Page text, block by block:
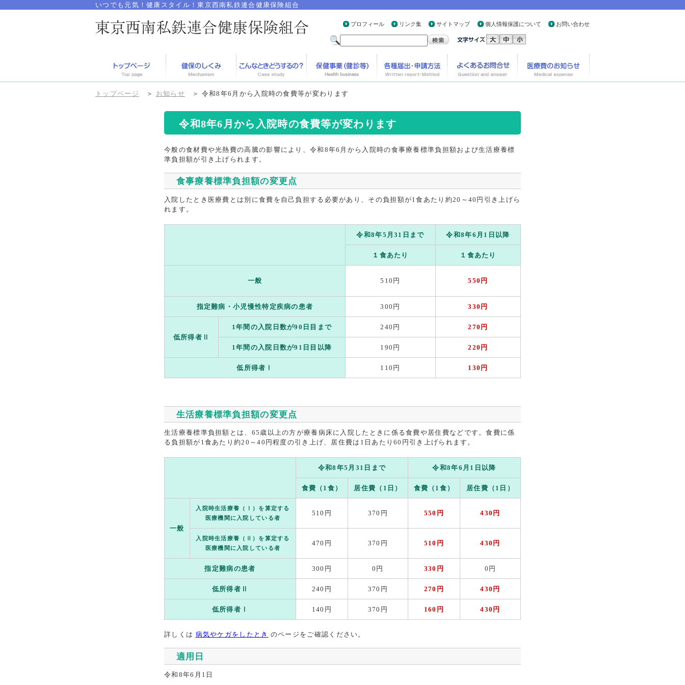
いつでも元気！健康スタイル！東京西南私鉄連合健康保険組合
プロフィール リンク集 サイトマップ 個人情報保護について お問い合わせ
トップページ ＞ お知らせ ＞ 令和8年6月から入院時の食費等が変わります
令和8年6月から入院時の食費等が変わります
今般の食材費や光熱費の高騰の影響により、令和8年6月から入院時の食事療養標準負担額および生活療養標
準負担額が引き上げられます。
食事療養標準負担額の変更点
入院したとき医療費とは別に食費を自己負担する必要があり、その負担額が1食あたり約20～40円引き上げら
れます。
令和8年5月31日まで 令和8年6月1日以降
１食あたり １食あたり
一般 510円 550円
指定難病・小児慢性特定疾病の患者 300円 330円
低所得者Ⅱ
1年間の入院日数が90日目まで 240円 270円
1年間の入院日数が91日目以降 190円 220円
低所得者Ⅰ 110円 130円
生活療養標準負担額の変更点
生活療養標準負担額とは、65歳以上の方が療養病床に入院したときに係る食費や居住費などです。食費に係
る負担額が1食あたり約20～40円程度の引き上げ、居住費は1日あたり60円引き上げられます。
令和8年5月31日まで 令和8年6月1日以降
食費（1食） 居住費（1日） 食費（1食） 居住費（1日）
一般
入院時生活療養（Ⅰ）を算定する
医療機関に入院している者
510円 370円 550円 430円
入院時生活療養（Ⅱ）を算定する
医療機関に入院している者
470円 370円 510円 430円
指定難病の患者 300円 0円 330円 0円
低所得者Ⅱ 240円 370円 270円 430円
低所得者Ⅰ 140円 370円 160円 430円
詳しくは 病気やケガをしたとき のページをご確認ください。
適用日
令和8年6月1日